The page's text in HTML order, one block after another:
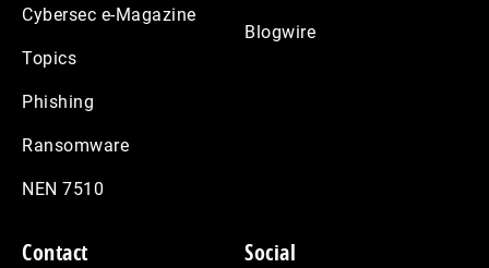
Cybersec e-Magazine
Topics
Phishing
Ransomware
NEN 7510
Blogwire
Contact Social